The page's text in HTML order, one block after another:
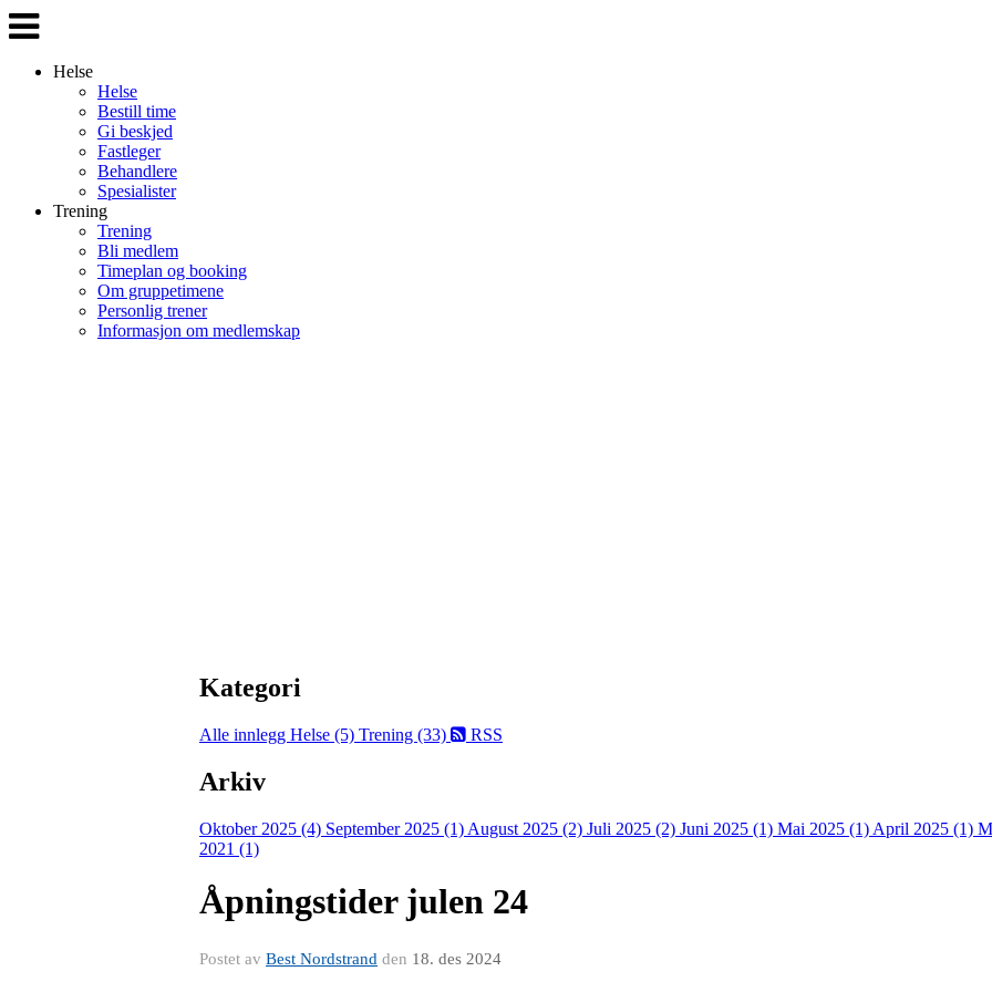
Veksle
navigasjon
Helse
Helse
Bestill time
Gi beskjed
Fastleger
Behandlere
Spesialister
Trening
Trening
Bli medlem
Timeplan og booking
Om gruppetimene
Personlig trener
Informasjon om medlemskap
Kategori
Alle innlegg Helse (5) Trening (33) RSS
Arkiv
Oktober 2025 (4) September 2025 (1) August 2025 (2) Juli 2025 (2) Juni 2025 (1) Mai 2025 (1) April 2025 (1)
2021 (1)
Åpningstider julen 24
Postet av Best Nordstrand den 18. des 2024